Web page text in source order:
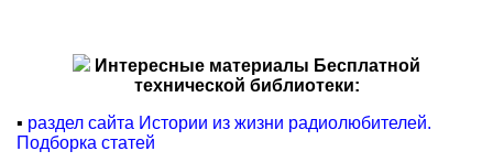
Интересные материалы Бесплатной
технической библиотеки:
▪ раздел сайта Истории из жизни радиолюбителей.
Подборка статей